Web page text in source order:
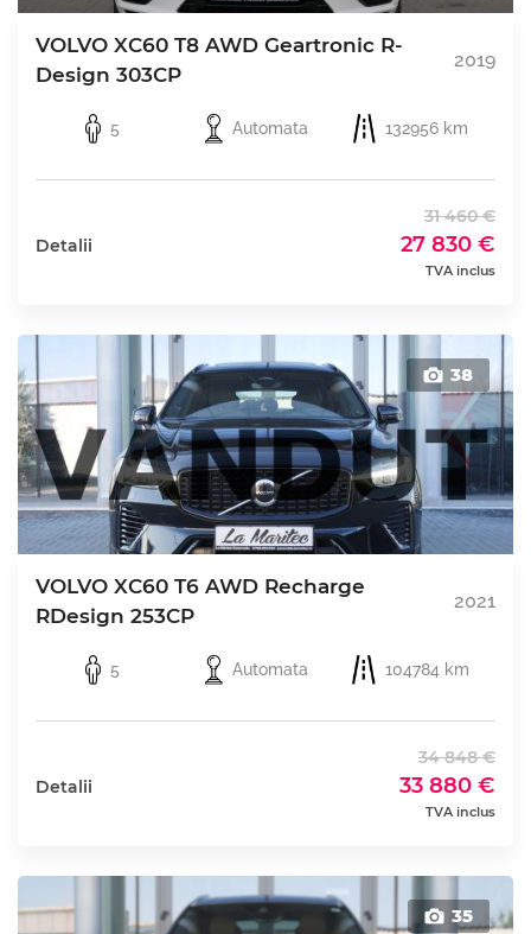
VOLVO XC60 T8 AWD Geartronic R-
Design 303CP
2019
5 Automata 132956 km
Detalii
31 460 €
27 830 €
TVA inclus
38
VOLVO XC60 T6 AWD Recharge
RDesign 253CP
2021
5 Automata 104784 km
Detalii
34 848 €
33 880 €
TVA inclus
35